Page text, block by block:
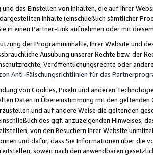
das Einstellen von Inhalten, die auf Ihrer
Inhalte (einschließlich sämtlicher
in einen Partner-Link aufnehmen oder mit
der Programminhalte, Ihrer Website und
Ausübung unserer Rechte bzw. der
Veröffentlichungsrechte oder
Anti-Fälschungsrichtlinien für das
von Cookies, Pixeln und anderen
Daten in Übereinstimmung mit den
und auf andere Weise die geltenden
des ggf. anzuzeigenden Hinweises,
von den Besuchern Ihrer Website
und dafür, dass Sie Informationen über die
soweit nach den anwendbaren